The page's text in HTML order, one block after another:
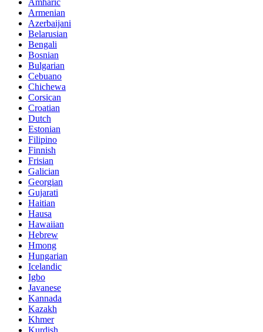
Amharic
Armenian
Azerbaijani
Belarusian
Bengali
Bosnian
Bulgarian
Cebuano
Chichewa
Corsican
Croatian
Dutch
Estonian
Filipino
Finnish
Frisian
Galician
Georgian
Gujarati
Haitian
Hausa
Hawaiian
Hebrew
Hmong
Hungarian
Icelandic
Igbo
Javanese
Kannada
Kazakh
Khmer
Kurdish